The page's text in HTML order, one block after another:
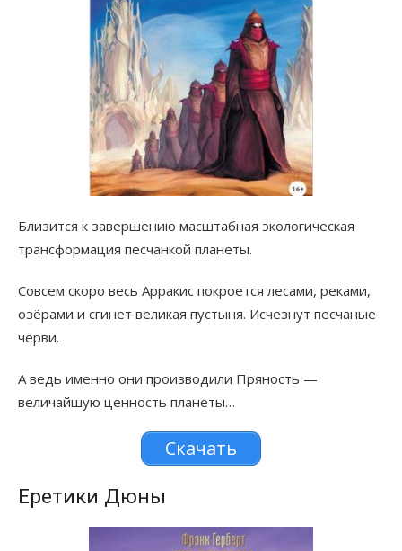
Близится к завершению масштабная экологическая
трансформация песчанкой планеты.
Совсем скоро весь Арракис покроется лесами, реками,
озёрами и сгинет великая пустыня. Исчезнут песчаные
черви.
А ведь именно они производили Пряность —
величайшую ценность планеты…
Скачать
Еретики Дюны